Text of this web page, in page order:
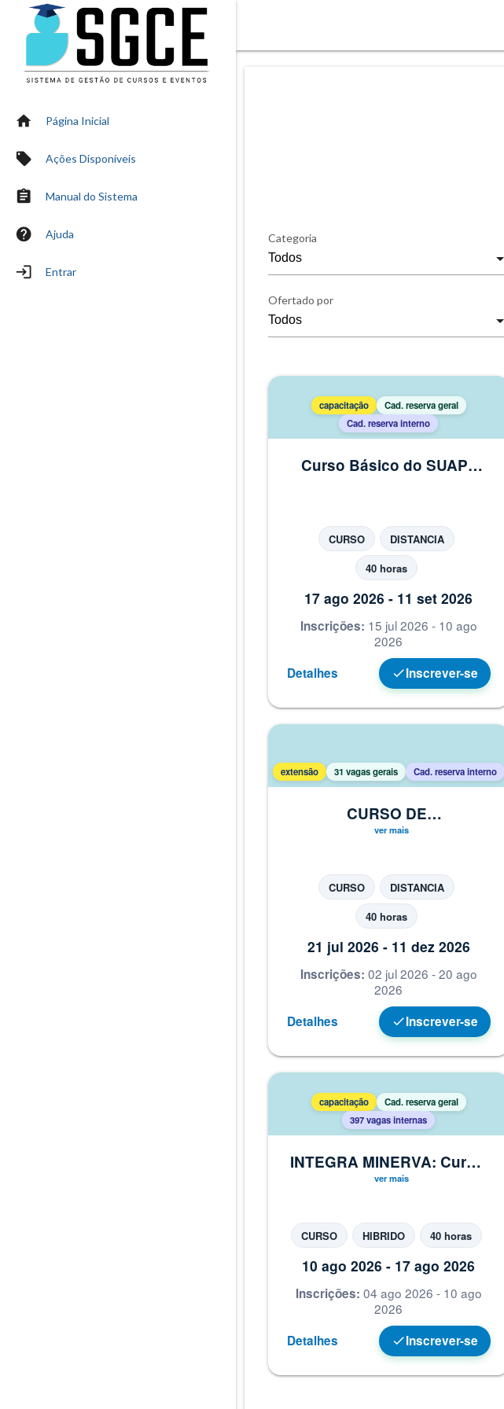
home Página Inicial
local_offer Ações Disponíveis
assignment Manual do Sistema
help Ajuda
login Entrar
Categoria
Ofertado por
capacitação
Cad. reserva geral
Cad. reserva interno
Curso Básico do SUAP:
CURSO
DISTANCIA
40 horas
17 ago 2026 - 11 set 2026
Inscrições: 15 jul 2026 - 10 ago
2026
Detalhes
checkInscrever-se
extensão 31 vagas gerais Cad. reserva interno
CURSO DE
APERFEIÇOAMENTO EM
ARTICULADORES
CURSO
DISTANCIA
40 horas
21 jul 2026 - 11 dez 2026
Inscrições: 02 jul 2026 - 20 ago
2026
Detalhes
checkInscrever-se
capacitação
Cad. reserva geral
397 vagas internas
INTEGRA MINERVA: Curso
de Introdução ao Trabalho
CURSO HIBRIDO 40 horas
10 ago 2026 - 17 ago 2026
Inscrições: 04 ago 2026 - 10 ago
2026
Detalhes
checkInscrever-se